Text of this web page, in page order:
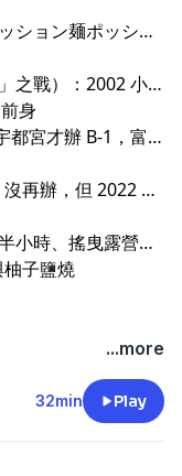
ション麺ポッシブ
之戰）：2002 小
身
都宮才辦 B-1，富
再辦，但 2022 年
小時、搖曳露營聖
子鹽燒
...more
32min Play